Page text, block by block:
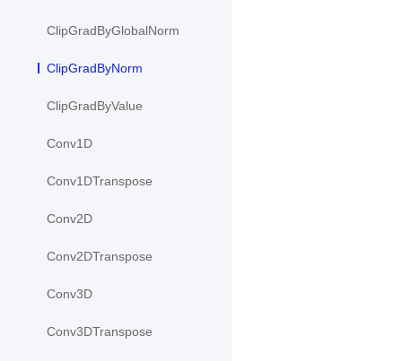
ClipGradByGlobalNorm
ClipGradByNorm
ClipGradByValue
Conv1D
Conv1DTranspose
Conv2D
Conv2DTranspose
Conv3D
Conv3DTranspose